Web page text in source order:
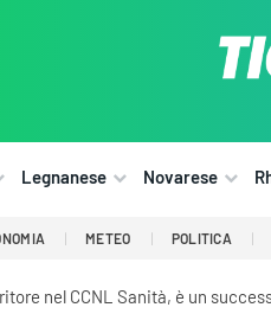
Legnanese Novarese
METEO POLITICA
nel CCNL Sanità, è un